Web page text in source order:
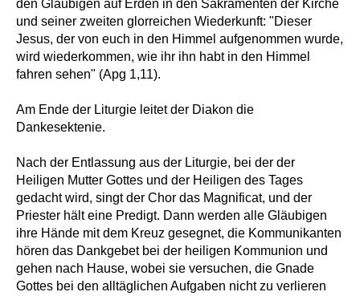
den Gläubigen auf Erden in den Sakramenten der Kirche
und seiner zweiten glorreichen Wiederkunft: "Dieser
Jesus, der von euch in den Himmel aufgenommen wurde,
wird wiederkommen, wie ihr ihn habt in den Himmel
fahren sehen" (Apg 1,11).
Am Ende der Liturgie leitet der Diakon die
Dankesektenie.
Nach der Entlassung aus der Liturgie, bei der der
Heiligen Mutter Gottes und der Heiligen des Tages
gedacht wird, singt der Chor das Magnificat, und der
Priester hält eine Predigt. Dann werden alle Gläubigen
ihre Hände mit dem Kreuz gesegnet, die Kommunikanten
hören das Dankgebet bei der heiligen Kommunion und
gehen nach Hause, wobei sie versuchen, die Gnade
Gottes bei den alltäglichen Aufgaben nicht zu verlieren